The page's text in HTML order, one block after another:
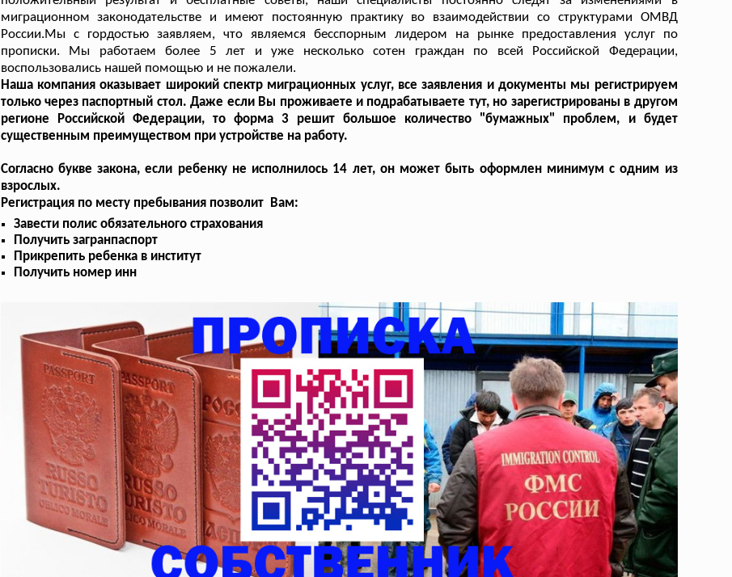
миграционном законодательстве и имеют постоянную практику во взаимодействии со структурами ОМВД
России.Мы с гордостью заявляем, что являемся бесспорным лидером на рынке предоставления услуг по
прописки. Мы работаем более 5 лет и уже несколько сотен граждан по всей Российской Федерации,
воспользовались нашей помощью и не пожалели.
Наша компания оказывает широкий спектр миграционных услуг, все заявления и документы мы регистрируем
только через паспортный стол. Даже если Вы проживаете и подрабатываете тут, но зарегистрированы в другом
регионе Российской Федерации, то форма 3 решит большое количество "бумажных" проблем, и будет
существенным преимуществом при устройстве на работу.
Согласно букве закона, если ребенку не исполнилось 14 лет, он может быть оформлен минимум с одним из
взрослых.
Регистрация по месту пребывания позволит Вам:
Завести полис обязательного страхования
Получить загранпаспорт
Прикрепить ребенка в институт
Получить номер инн